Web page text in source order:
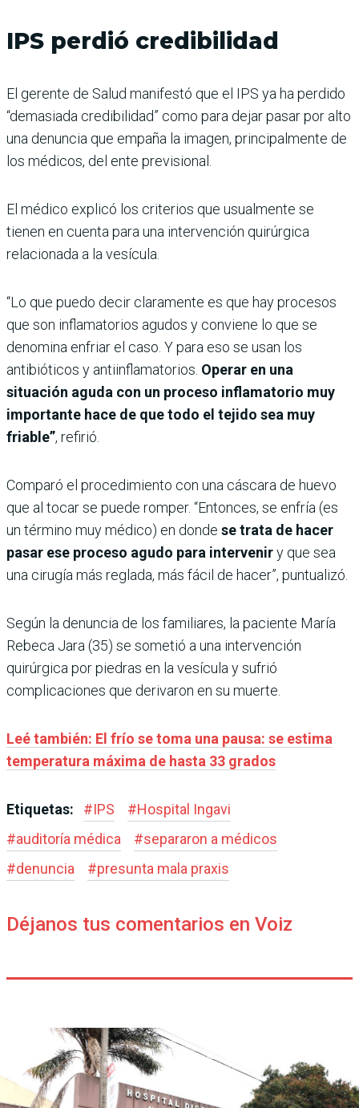
IPS perdió credibilidad
El gerente de Salud manifestó que el IPS ya ha perdido
“demasiada credibilidad” como para dejar pasar por alto
una denuncia que empaña la imagen, principalmente de
los médicos, del ente previsional.
El médico explicó los criterios que usualmente se
tienen en cuenta para una intervención quirúrgica
relacionada a la vesícula.
“Lo que puedo decir claramente es que hay procesos
que son inflamatorios agudos y conviene lo que se
denomina enfriar el caso. Y para eso se usan los
antibióticos y antiinflamatorios. Operar en una
situación aguda con un proceso inflamatorio muy
importante hace de que todo el tejido sea muy
friable”, refirió.
Comparó el procedimiento con una cáscara de huevo
que al tocar se puede romper. “Entonces, se enfría (es
un término muy médico) en donde se trata de hacer
pasar ese proceso agudo para interveniry que sea
una cirugía más reglada, más fácil de hacer”, puntualizó.
Según la denuncia de los familiares, la paciente María
Rebeca Jara (35) se sometió a una intervención
quirúrgica por piedras en la vesícula y sufrió
complicaciones que derivaron en su muerte.
Leé también: El frío se toma una pausa: se estima
temperatura máxima de hasta 33 grados
Etiquetas: #IPS #Hospital Ingavi
#auditoría médica #separaron a médicos
#denuncia #presunta mala praxis
Déjanos tus comentarios en Voiz